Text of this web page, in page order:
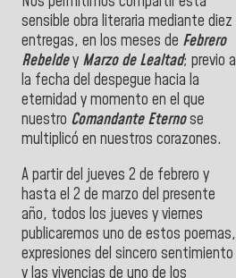
sensible obra literaria mediante diez
entregas, en los meses de Febrero
Rebeldey Marzo de Lealtad; previo a
la fecha del despegue hacia la
eternidad y momento en el que
nuestro Comandante Eternose
multiplicó en nuestros corazones.
A partir del jueves 2 de febrero y
hasta el 2 de marzo del presente
año, todos los jueves y viernes
publicaremos uno de estos poemas,
expresiones del sincero sentimiento
y las vivencias de uno de los